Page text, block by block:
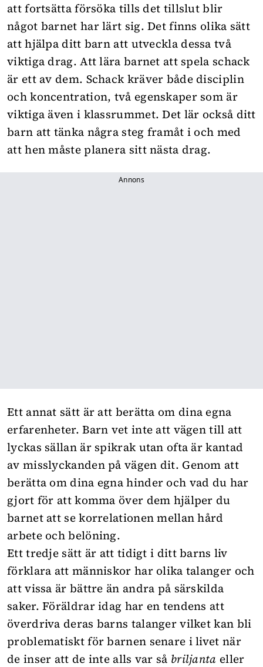
att fortsätta försöka tills det tillslut blir
något barnet har lärt sig. Det finns olika sätt
att hjälpa ditt barn att utveckla dessa två
viktiga drag. Att lära barnet att spela schack
är ett av dem. Schack kräver både disciplin
och koncentration, två egenskaper som är
viktiga även i klassrummet. Det lär också ditt
barn att tänka några steg framåt i och med
att hen måste planera sitt nästa drag.
Annons
Ett annat sätt är att berätta om dina egna
erfarenheter. Barn vet inte att vägen till att
lyckas sällan är spikrak utan ofta är kantad
av misslyckanden på vägen dit. Genom att
berätta om dina egna hinder och vad du har
gjort för att komma över dem hjälper du
barnet att se korrelationen mellan hård
arbete och belöning.
Ett tredje sätt är att tidigt i ditt barns liv
förklara att människor har olika talanger och
att vissa är bättre än andra på särskilda
saker. Föräldrar idag har en tendens att
överdriva deras barns talanger vilket kan bli
problematiskt för barnen senare i livet när
de inser att de inte alls var så briljanta eller